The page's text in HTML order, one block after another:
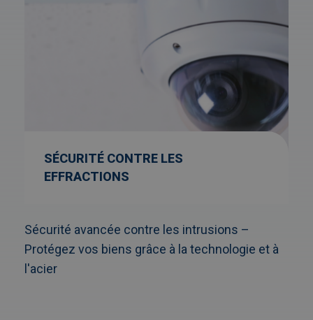
SÉCURITÉ CONTRE LES
EFFRACTIONS
Sécurité avancée contre les intrusions –
Protégez vos biens grâce à la technologie et à
l'acier